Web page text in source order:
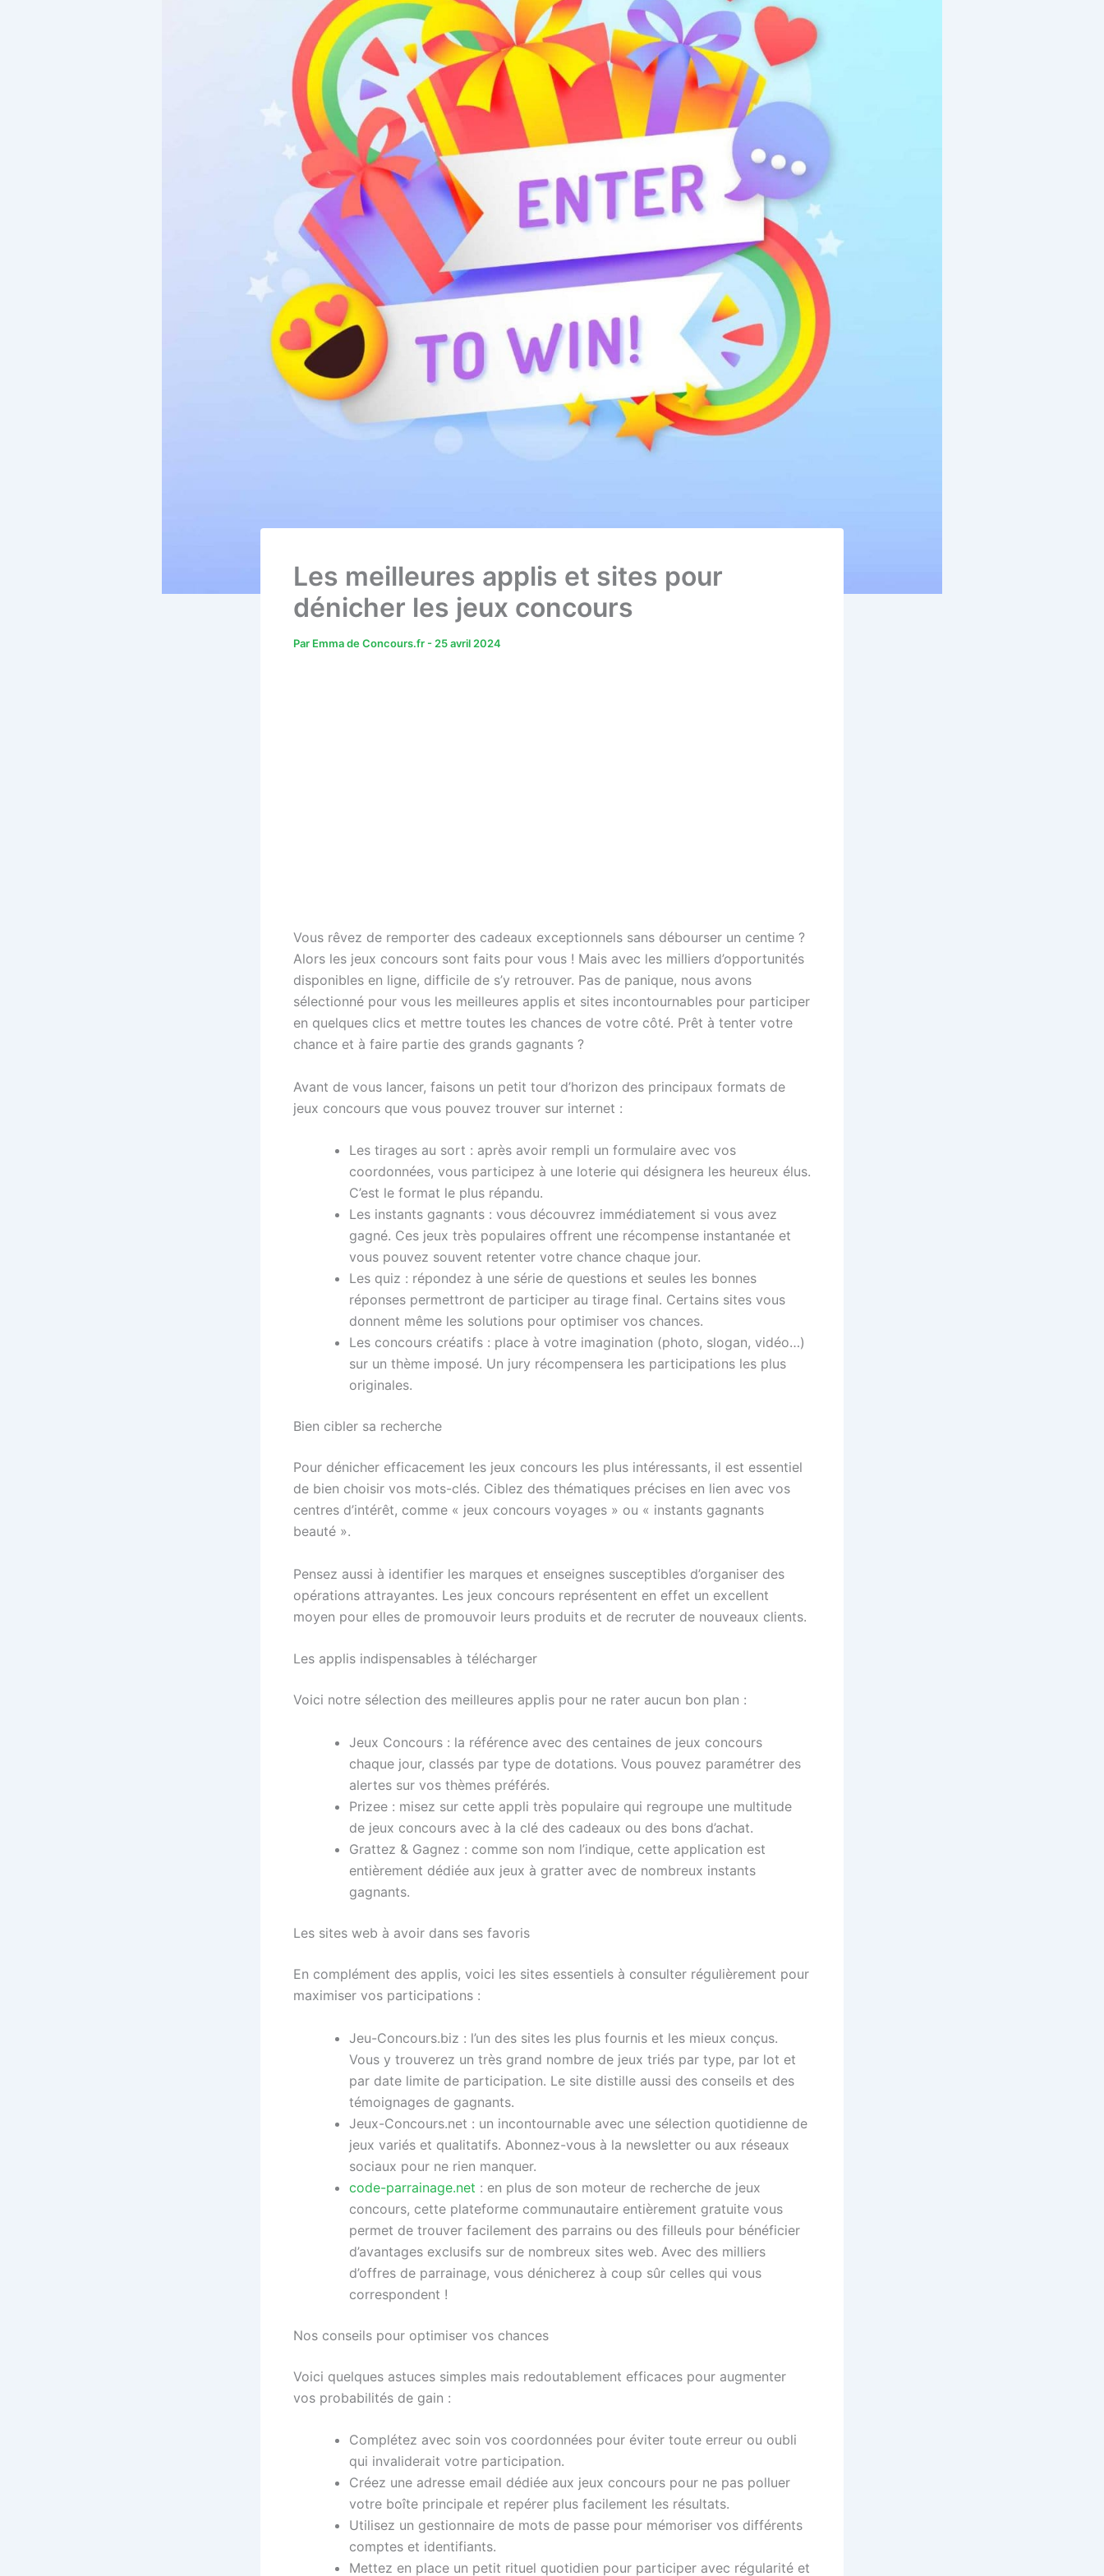
Les meilleures applis et sites pour
dénicher les jeux concours
Par Emma de Concours.fr - 25 avril 2024
Vous rêvez de remporter des cadeaux exceptionnels sans débourser un centime ?
Alors les jeux concours sont faits pour vous ! Mais avec les milliers d’opportunités
disponibles en ligne, difficile de s’y retrouver. Pas de panique, nous avons
sélectionné pour vous les meilleures applis et sites incontournables pour participer
en quelques clics et mettre toutes les chances de votre côté. Prêt à tenter votre
chance et à faire partie des grands gagnants ?
Avant de vous lancer, faisons un petit tour d’horizon des principaux formats de
jeux concours que vous pouvez trouver sur internet :
Les tirages au sort : après avoir rempli un formulaire avec vos
coordonnées, vous participez à une loterie qui désignera les heureux élus.
C’est le format le plus répandu.
Les instants gagnants : vous découvrez immédiatement si vous avez
gagné. Ces jeux très populaires offrent une récompense instantanée et
vous pouvez souvent retenter votre chance chaque jour.
Les quiz : répondez à une série de questions et seules les bonnes
réponses permettront de participer au tirage final. Certains sites vous
donnent même les solutions pour optimiser vos chances.
Les concours créatifs : place à votre imagination (photo, slogan, vidéo…)
sur un thème imposé. Un jury récompensera les participations les plus
originales.
Bien cibler sa recherche
Pour dénicher efficacement les jeux concours les plus intéressants, il est essentiel
de bien choisir vos mots-clés. Ciblez des thématiques précises en lien avec vos
centres d’intérêt, comme « jeux concours voyages » ou « instants gagnants
beauté ».
Pensez aussi à identifier les marques et enseignes susceptibles d’organiser des
opérations attrayantes. Les jeux concours représentent en effet un excellent
moyen pour elles de promouvoir leurs produits et de recruter de nouveaux clients.
Les applis indispensables à télécharger
Voici notre sélection des meilleures applis pour ne rater aucun bon plan :
Jeux Concours : la référence avec des centaines de jeux concours
chaque jour, classés par type de dotations. Vous pouvez paramétrer des
alertes sur vos thèmes préférés.
Prizee : misez sur cette appli très populaire qui regroupe une multitude
de jeux concours avec à la clé des cadeaux ou des bons d’achat.
Grattez & Gagnez : comme son nom l’indique, cette application est
entièrement dédiée aux jeux à gratter avec de nombreux instants
gagnants.
Les sites web à avoir dans ses favoris
En complément des applis, voici les sites essentiels à consulter régulièrement pour
maximiser vos participations :
Jeu-Concours.biz : l’un des sites les plus fournis et les mieux conçus.
Vous y trouverez un très grand nombre de jeux triés par type, par lot et
par date limite de participation. Le site distille aussi des conseils et des
témoignages de gagnants.
Jeux-Concours.net : un incontournable avec une sélection quotidienne de
jeux variés et qualitatifs. Abonnez-vous à la newsletter ou aux réseaux
sociaux pour ne rien manquer.
code-parrainage.net : en plus de son moteur de recherche de jeux
concours, cette plateforme communautaire entièrement gratuite vous
permet de trouver facilement des parrains ou des filleuls pour bénéficier
d’avantages exclusifs sur de nombreux sites web. Avec des milliers
d’offres de parrainage, vous dénicherez à coup sûr celles qui vous
correspondent !
Nos conseils pour optimiser vos chances
Voici quelques astuces simples mais redoutablement efficaces pour augmenter
vos probabilités de gain :
Complétez avec soin vos coordonnées pour éviter toute erreur ou oubli
qui invaliderait votre participation.
Créez une adresse email dédiée aux jeux concours pour ne pas polluer
votre boîte principale et repérer plus facilement les résultats.
Utilisez un gestionnaire de mots de passe pour mémoriser vos différents
comptes et identifiants.
Mettez en place un petit rituel quotidien pour participer avec régularité et